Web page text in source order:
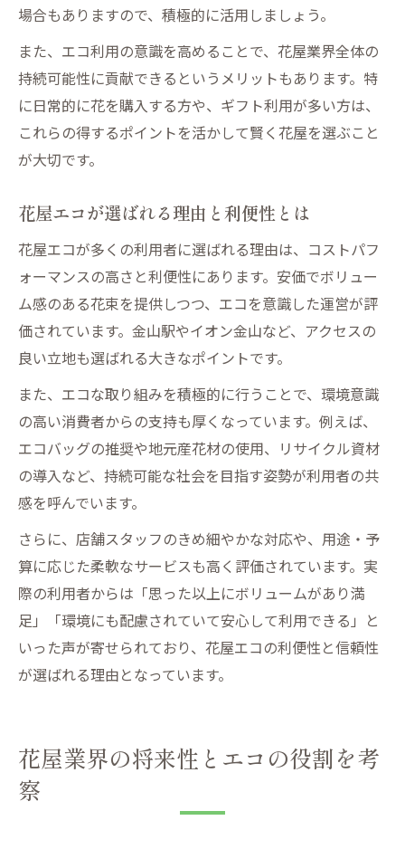
場合もありますので、積極的に活用しましょう。
また、エコ利用の意識を高めることで、花屋業界全体の
持続可能性に貢献できるというメリットもあります。特
に日常的に花を購入する方や、ギフト利用が多い方は、
これらの得するポイントを活かして賢く花屋を選ぶこと
が大切です。
花屋エコが選ばれる理由と利便性とは
花屋エコが多くの利用者に選ばれる理由は、コストパフ
ォーマンスの高さと利便性にあります。安価でボリュー
ム感のある花束を提供しつつ、エコを意識した運営が評
価されています。金山駅やイオン金山など、アクセスの
良い立地も選ばれる大きなポイントです。
また、エコな取り組みを積極的に行うことで、環境意識
の高い消費者からの支持も厚くなっています。例えば、
エコバッグの推奨や地元産花材の使用、リサイクル資材
の導入など、持続可能な社会を目指す姿勢が利用者の共
感を呼んでいます。
さらに、店舗スタッフのきめ細やかな対応や、用途・予
算に応じた柔軟なサービスも高く評価されています。実
際の利用者からは「思った以上にボリュームがあり満
足」「環境にも配慮されていて安心して利用できる」と
いった声が寄せられており、花屋エコの利便性と信頼性
が選ばれる理由となっています。
花屋業界の将来性とエコの役割を考
察